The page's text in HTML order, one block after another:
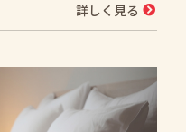
詳しく見る